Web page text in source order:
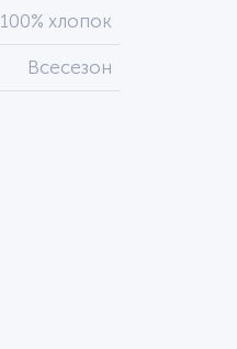
100% хлопок
Всесезон